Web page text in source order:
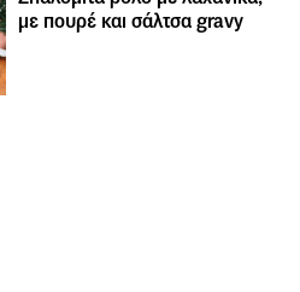
με πουρέ και σάλτσα gravy